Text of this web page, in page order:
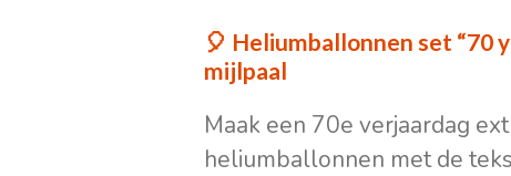
🎈 Heliumballonnen set “70
mijlpaal
Maak een 70e verjaardag
heliumballonnen met de